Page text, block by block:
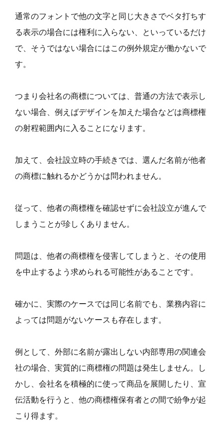
通常のフォントで他の文字と同じ大きさでベタ打ちす
る表示の場合には権利に入らない、といっているだけ
で、そうではない場合にはこの例外規定が働かないで
す。
つまり会社名の商標については、普通の方法で表示し
ない場合、例えばデザインを加えた場合などは商標権
の射程範囲内に入ることになります。
加えて、会社設立時の手続きでは、選んだ名前が他者
の商標に触れるかどうかは問われません。
従って、他者の商標権を確認せずに会社設立が進んで
しまうことが珍しくありません。
問題は、他者の商標権を侵害してしまうと、その使用
を中止するよう求められる可能性があることです。
確かに、実際のケースでは同じ名前でも、業務内容に
よっては問題がないケースも存在します。
例として、外部に名前が露出しない内部専用の関連会
社の場合、実質的に商標権の問題は発生しません。し
かし、会社名を積極的に使って商品を展開したり、宣
伝活動を行うと、他の商標権保有者との間で紛争が起
こり得ます。